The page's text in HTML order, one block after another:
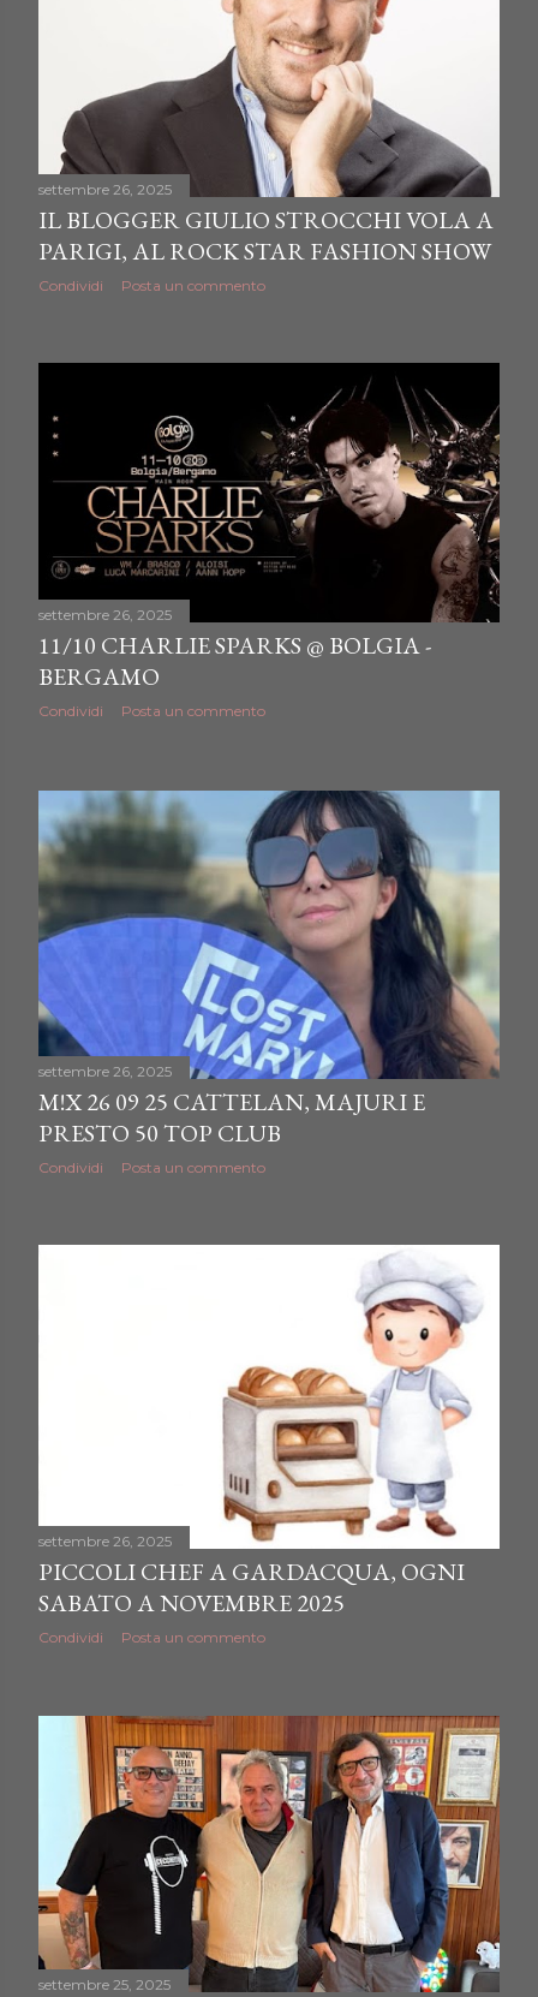
settembre 26, 2025
IL BLOGGER GIULIO STROCCHI VOLA A
PARIGI, AL ROCK STAR FASHION SHOW
Condividi Posta un commento
settembre 26, 2025
11/10 CHARLIE SPARKS @ BOLGIA -
BERGAMO
Condividi Posta un commento
settembre 26, 2025
M!X 26 09 25 CATTELAN, MAJURI E
PRESTO 50 TOP CLUB
Condividi Posta un commento
settembre 26, 2025
PICCOLI CHEF A GARDACQUA, OGNI
SABATO A NOVEMBRE 2025
Condividi Posta un commento
settembre 25, 2025